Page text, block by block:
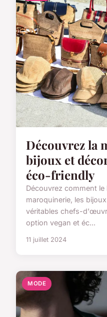
Découvrez la
bijoux et
éco-friendly
Découvrez comment le
maroquinerie, les
véritables chefs-
option vegan et éc...
11 juillet 2024
MODE